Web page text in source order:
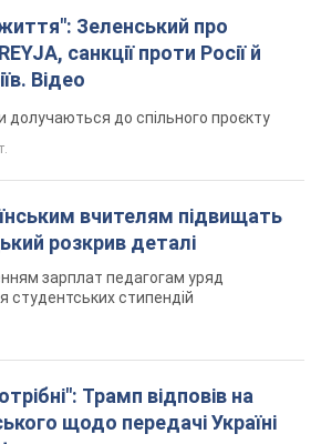
Зеленський про
санкції проти Росії й
Відео
долучаються до спільного проєкту
вчителям підвищать
розкрив деталі
зарплат педагогам уряд
студентських стипендій
Трамп відповів на
щодо передачі Україні